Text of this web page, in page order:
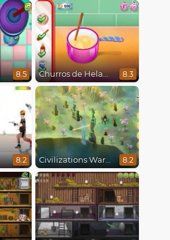
8.5 Churros de Helado 8.3
8.2 Civilizations Wars Master Edition 8.2